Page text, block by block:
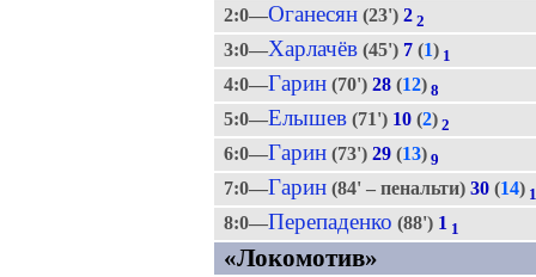
2:0—Оганесян(23') 2 2
3:0—Харлачёв(45') 7(1) 1
4:0—Гарин(70') 28(12) 8
5:0—Елышев(71') 10(2) 2
6:0—Гарин(73') 29(13) 9
7:0—Гарин(84' – пенальти) 30(14)
8:0—Перепаденко (88') 1 1
«Локомотив»